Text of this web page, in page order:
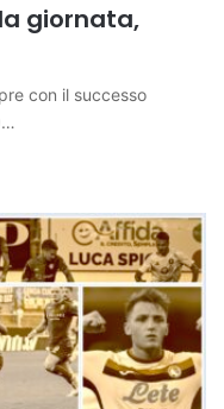
giornata,
con il successo